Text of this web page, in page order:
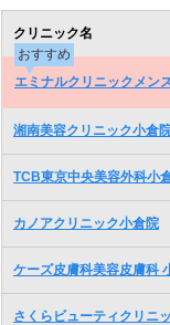
クリニック名
おすすめ
エミナルクリニックメン
湘南美容クリニック小倉
TCB東京中央美容外科小
カノアクリニック小倉院
ケーズ皮膚科美容皮膚科
さくらビューティクリニ